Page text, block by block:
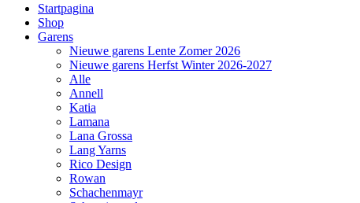
Startpagina
Shop
Garens
Nieuwe garens Lente Zomer 2026
Nieuwe garens Herfst Winter 2026-2027
Alle
Annell
Katia
Lamana
Lana Grossa
Lang Yarns
Rico Design
Rowan
Schachenmayr